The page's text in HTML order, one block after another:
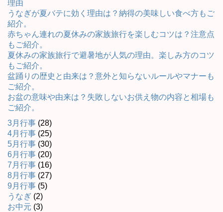
理由
うなぎが夏バテに効く理由は？納得の美味しい食べ方もご
紹介。
赤ちゃん連れの夏休みの家族旅行を楽しむコツは？注意点
もご紹介。
夏休みの家族旅行で避暑地が人気の理由。楽しみ方のコツ
もご紹介。
盆踊りの歴史と由来は？意外と知らないルールやマナーも
ご紹介。
お盆の意味や由来は？失敗しないお供え物の内容と相場も
ご紹介。
3月行事 (28)
4月行事 (25)
5月行事 (30)
6月行事 (20)
7月行事 (16)
8月行事 (27)
9月行事 (5)
うなぎ (2)
お中元 (3)